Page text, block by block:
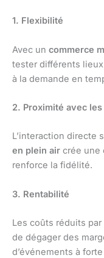
1. Flexibilité
Avec un commerce
tester différents
à la demande en
2. Proximité avec
L’interaction directe
en plein air crée une
renforce la fidélité.
3. Rentabilité
Les coûts réduits
de dégager des
d’événements à